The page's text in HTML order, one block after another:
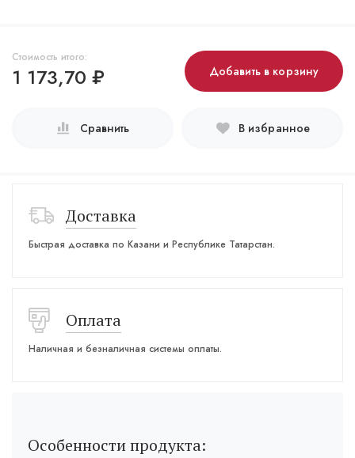
Стоимость итого:
1 173,70 ₽ Добавить в корзину
Сравнить В избранное
Доставка
Быстрая доставка по Казани и Республике Татарстан.
Оплата
Наличная и безналичная системы оплаты.
Особенности продукта: